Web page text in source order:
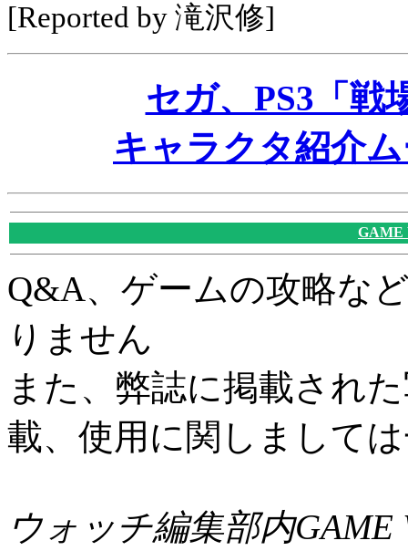
[Reported by 滝沢修]
セガ、PS3「戦
キャラクタ紹介
GAME
Q&A、ゲームの攻略な
りません
また、弊誌に掲載され
載、使用に関しまして
ウォッチ編集部内GAME